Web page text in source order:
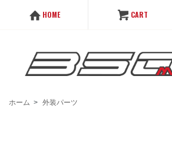
HOME CART
ホーム > 外装パーツ